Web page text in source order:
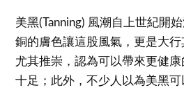
美黑(Tanning) 風潮自上世紀開
銅的膚色讓這股風氣，更是大
尤其推崇，認為可以帶來更健
十足；此外，不少人以為美黑